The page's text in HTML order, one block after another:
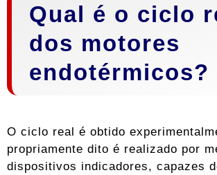
Qual é o ciclo
dos motores
endotérmicos?
O ciclo real é obtido
propriamente dito é realizado por
dispositivos indicadores, capazes